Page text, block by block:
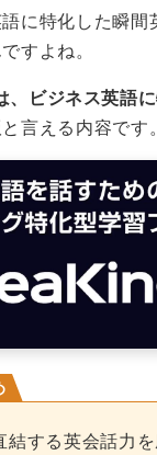
に特化した瞬間
すよね。
、ビジネス英語
言える内容です。
結する英会話力